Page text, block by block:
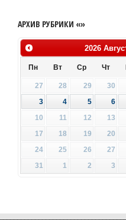
АРХИВ РУБРИКИ «»
2026
Пн Вт Ср Чт
27 28 29 30
3
4 5 6
10
11 12 13
17
18 19 20
24
25 26 27
31
1 2 3